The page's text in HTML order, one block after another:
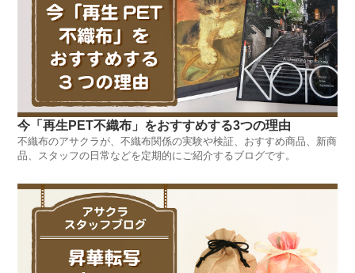
今「再生PET不織布」をおすすめする3つの理由
不織布のアサクラが、不織布関係の実験や検証、おすすめ商品、新商
品、スタッフの日常などを定期的にご紹介するブログです。